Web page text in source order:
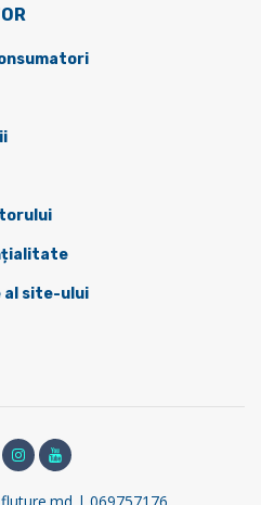
al site-ului